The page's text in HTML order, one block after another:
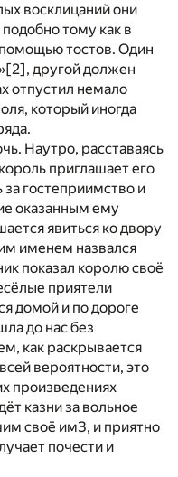
восклицаний они
тому как в
помощью тостов. Один
[2] , другой должен
отпустил немало
который иногда
Наутро, расставаясь
приглашает его
гостеприимство и
оказанным ему
явиться ко двору
именем назвался
показал королю своё
приятели
домой и по дороге
до нас без
как раскрывается
вероятности, это
произведениях
казни за вольное
своё имЗ, и приятно
почести и